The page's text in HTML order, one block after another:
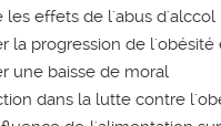
les effets de l'abus d'alccol
la progression de l'obésité
une baisse de moral
dans la lutte contre